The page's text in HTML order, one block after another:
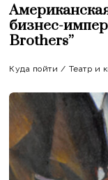
бизнес-
Brothers”
Куда пойти / Театр и